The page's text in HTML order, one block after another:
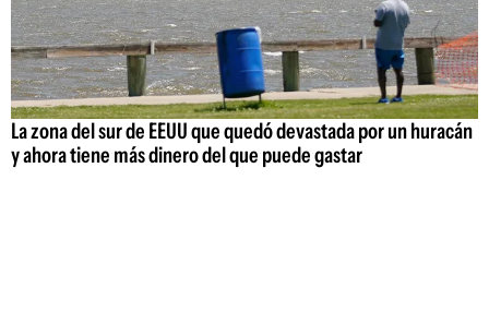
La zona del sur de EEUU que quedó devastada por un huracán
y ahora tiene más dinero del que puede gastar